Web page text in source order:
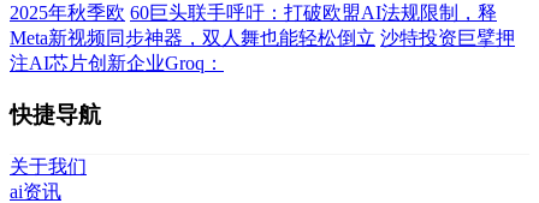
2025年秋季欧 60巨头联手呼吁：打破欧盟AI法规限制，释
Meta新视频同步神器，双人舞也能轻松倒立 沙特投资巨擘押
注AI芯片创新企业Groq：
快捷导航
关于我们
ai资讯